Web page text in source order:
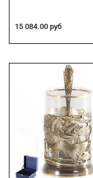
15 084.00 руб